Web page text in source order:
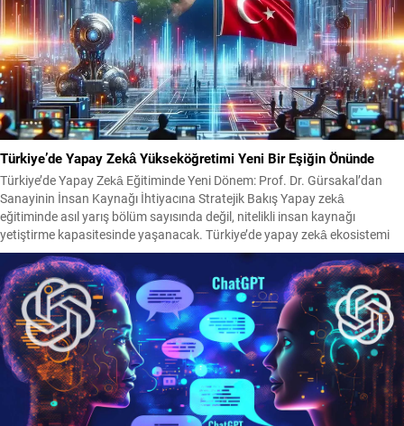
Türkiye’de Yapay Zekâ Yükseköğretimi Yeni Bir Eşiğin Önünde
Türkiye’de Yapay Zekâ Eğitiminde Yeni Dönem: Prof. Dr. Gürsakal’dan
Sanayinin İnsan Kaynağı İhtiyacına Stratejik Bakış Yapay zekâ
eğitiminde asıl yarış bölüm sayısında değil, nitelikli insan kaynağı
yetiştirme kapasitesinde yaşanacak. Türkiye’de yapay zekâ ekosistemi
hızla büyürken, yükseköğretim kurumları da bu dönüşümün merkezinde
yer alıyor. Sanayinin artan dijital dönüşüm yatırımları, üniversitelerin
eğitim...